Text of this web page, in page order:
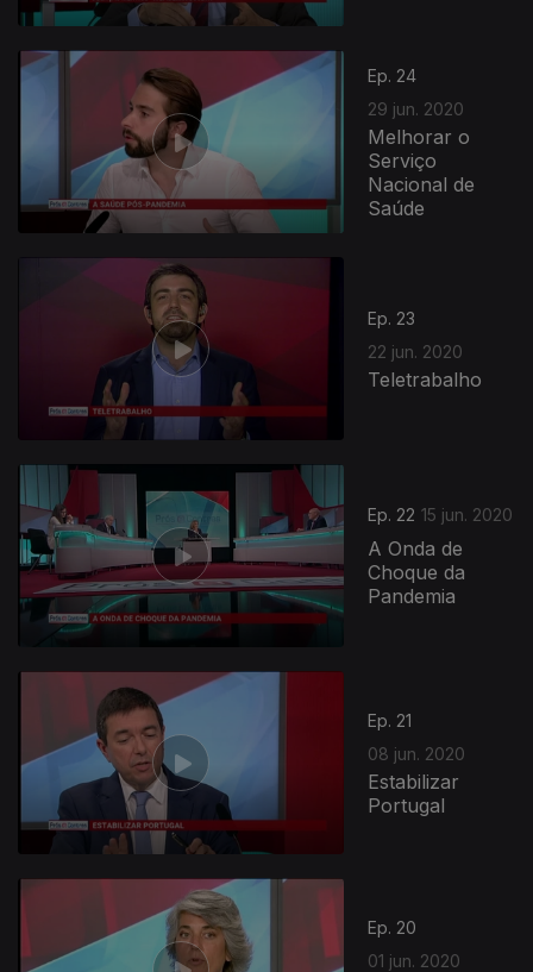
Ep. 24
29 jun. 2020
Melhorar o
Serviço
Nacional de
Saúde
Ep. 23
22 jun. 2020
Teletrabalho
Ep. 22 15 jun. 2020
A Onda de
Choque da
Pandemia
Ep. 21
08 jun. 2020
Estabilizar
Portugal
Ep. 20
01 jun. 2020